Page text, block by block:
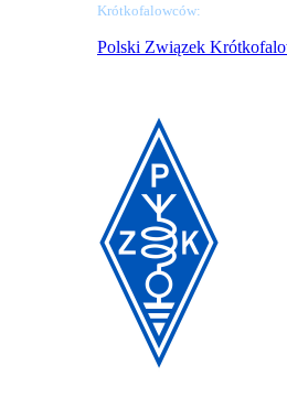
Krótkofalowców:
Polski Związek